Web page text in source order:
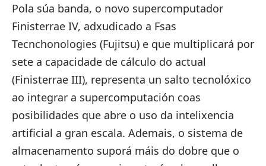
Pola súa banda, o novo supercomputador
Finisterrae IV, adxudicado a Fsas
Tecnchonologies (Fujitsu) e que multiplicará por
sete a capacidade de cálculo do actual
(Finisterrae III), representa un salto tecnolóxico
ao integrar a supercomputación coas
posibilidades que abre o uso da intelixencia
artificial a gran escala. Ademais, o sistema de
almacenamento suporá máis do dobre que o